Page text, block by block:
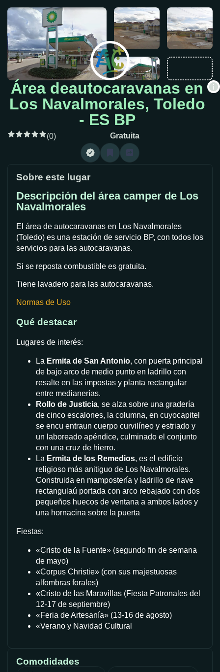
Área deautocaravanas en
Los Navalmorales, Toledo
- ES BP
(0) Gratuita
Sobre este lugar
Descripción del área camper de Los
Navalmorales
El área de autocaravanas en Los Navalmorales
(Toledo) es una estación de servicio BP, con todos los
servicios para las autocaravanas.
Si se reposta combustible es gratuita.
Tiene lavadero para las autocaravanas.
Normas de Uso
Qué destacar
Lugares de interés:
La Ermita de San Antonio, con puerta principal
de bajo arco de medio punto en ladrillo con
resalte en las impostas y planta rectangular
entre medianerías.
Rollo de Justicia, se alza sobre una gradería
de cinco escalones, la columna, en cuyocapitel
se encu entraun cuerpo curvilíneo y estriado y
un laboreado apéndice, culminado el conjunto
con una cruz de hierro.
La Ermita de los Remedios, es el edificio
religioso más anitiguo de Los Navalmorales.
Construida en mampostería y ladrillo de nave
rectangulaú portada con arco rebajado con dos
pequeños huecos de ventana a ambos lados y
una hornacina sobre la puerta
Fiestas:
«Cristo de la Fuente» (segundo fin de semana
de mayo)
«Corpus Christie» (con sus majestuosas
alfombras forales)
«Cristo de las Maravillas (Fiesta Patronales del
12-17 de septiembre)
«Feria de Artesanía» (13-16 de agosto)
«Verano y Navidad Cultural
Comodidades